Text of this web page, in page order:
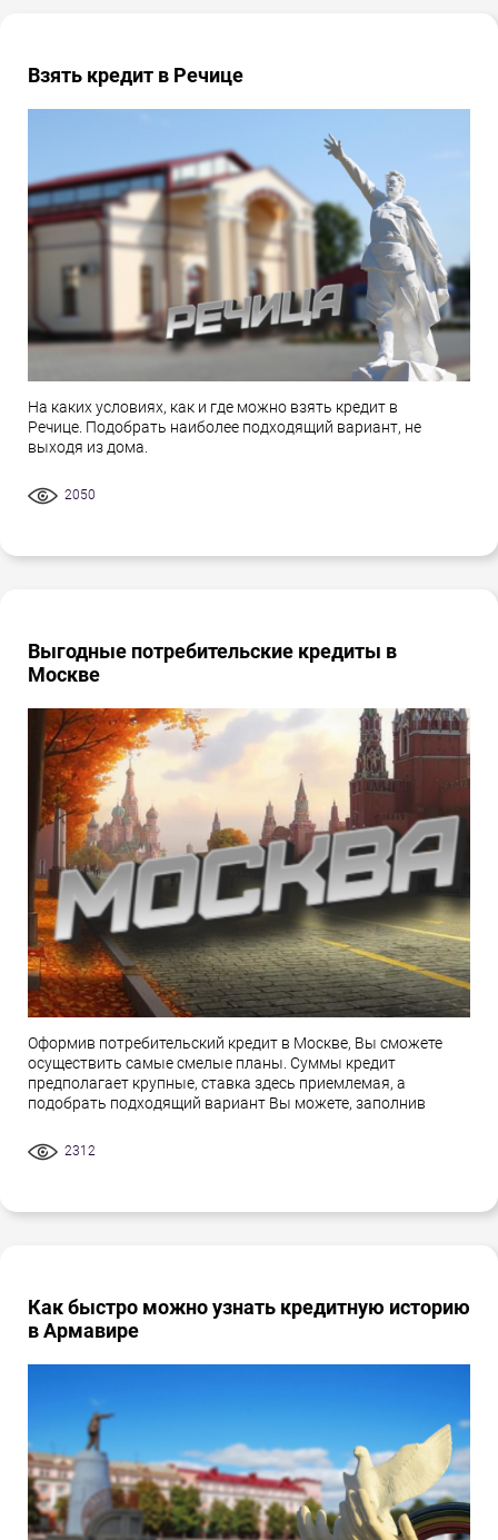
Взять кредит в Речице
На каких условиях, как и где можно взять кредит в
Речице. Подобрать наиболее подходящий вариант, не
выходя из дома.
2050
Выгодные потребительские кредиты в
Москве
Оформив потребительский кредит в Москве, Вы сможете
осуществить самые смелые планы. Суммы кредит
предполагает крупные, ставка здесь приемлемая, а
подобрать подходящий вариант Вы можете, заполнив
2312
Как быстро можно узнать кредитную историю
в Армавире